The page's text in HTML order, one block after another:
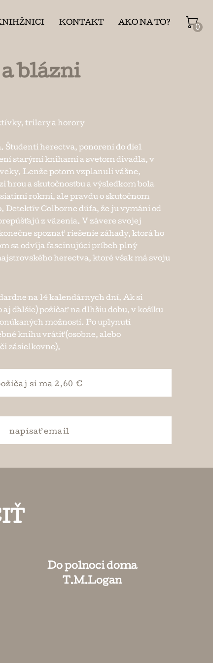
KONTAKT AKO NA TO?
0
blázni
trilery a horory
Študenti herectva, ponorení do diel
starými knihami a svetom divadla, v
Lenže potom vzplanuli vášne,
hrou a skutočnosťou a výsledkom bola
rokmi, ale pravdu o skutočnom
Detektív Colborne dúfa, že ju vymáni od
z väzenia. V závere svojej
spoznať riešenie záhady, ktorá ho
sa odvíja fascinujúci príbeh plný
herectva, ktoré však má svoju
na 14 kalendárnych dní. Ak si
ďalšie) požičať na dlhšiu dobu, v košíku
možností. Po uplynutí
knihu vrátiť (osobne, alebo
zásielkovne).
sima 2,60 €
napísaťemail
Do polnoci doma
T.M.Logan